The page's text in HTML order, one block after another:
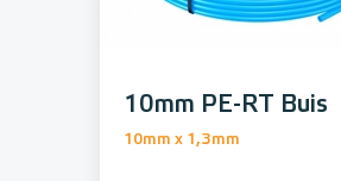
10mm PE-RT Buis
10mm x 1,3mm